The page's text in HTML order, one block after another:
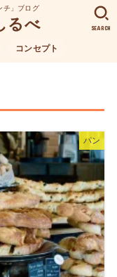
チ」ブログ
るべ
コンセプト
SEARCH
パン